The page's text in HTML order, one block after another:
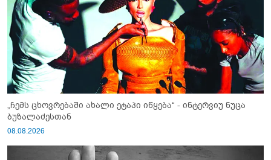
„ჩემს ცხოვრებაში ახალი ეტაპი იწყება“ - ინტერვიუ ნუცა
ბუზალაძესთან
08.08.2026